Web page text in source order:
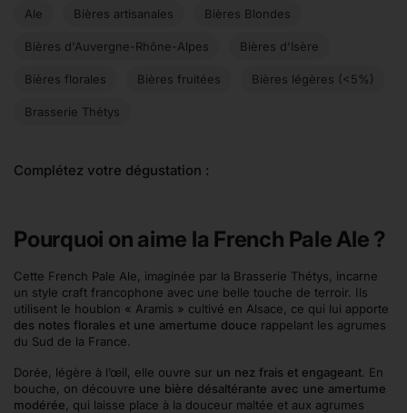
Ale Bières artisanales Bières Blondes
Bières d'Auvergne-Rhône-Alpes Bières d'Isère
Bières florales Bières fruitées Bières légères (<5%)
Brasserie Thétys
Complétez votre dégustation :
Pourquoi on aime la French Pale Ale ?
Cette French Pale Ale, imaginée par la Brasserie Thétys, incarne
un style craft francophone avec une belle touche de terroir. Ils
utilisent le houblon « Aramis » cultivé en Alsace, ce qui lui apporte
des notes florales et une amertume douce rappelant les agrumes
du Sud de la France.
Dorée, légère à l’œil, elle ouvre sur un nez frais et engageant . En
bouche, on découvre une bière désaltérante avec une amertume
modérée , qui laisse place à la douceur maltée et aux agrumes